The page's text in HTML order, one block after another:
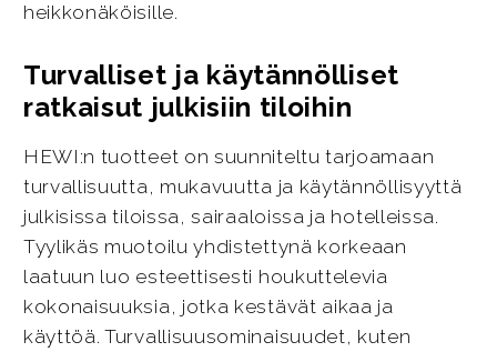
heikkonäköisille.
Turvalliset ja käytännölliset
ratkaisut julkisiin tiloihin
HEWI:n tuotteet on suunniteltu tarjoamaan
turvallisuutta, mukavuutta ja käytännöllisyyttä
julkisissa tiloissa, sairaaloissa ja hotelleissa.
Tyylikäs muotoilu yhdistettynä korkeaan
laatuun luo esteettisesti houkuttelevia
kokonaisuuksia, jotka kestävät aikaa ja
käyttöä. Turvallisuusominaisuudet, kuten